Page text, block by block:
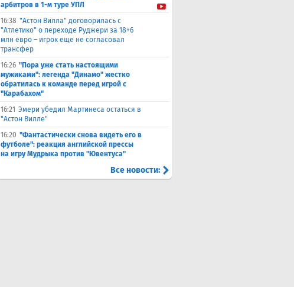
арбитров в 1-м туре УПЛ
16:38 "Астон Вилла" договорилась с
"Атлетико" о переходе Руджери за 18+6
млн евро – игрок еще не согласовал
трансфер
16:26 "Пора уже стать настоящими
мужиками": легенда "Динамо" жестко
обратилась к команде перед игрой с
"Карабахом"
16:21 Эмери убедил Мартинеса остаться в
"Астон Вилле"
16:20 "Фантастически снова видеть его в
футболе": реакция английской прессы
на игру Мудрыка против "Ювентуса"
Все новости: